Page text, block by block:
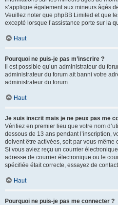
s’applique également aux mineurs âgés
Veuillez noter que phpBB Limited et que
excepté lorsque l’assistance porte sur la
Haut
Pourquoi ne puis-je pas m’inscrire ?
Il est possible qu’un administrateur du
administrateur du forum ait banni votre
administrateur du forum.
Haut
Je suis inscrit mais je ne peux pas me
Vérifiez en premier lieu que votre nom
dessous de 13 ans pendant l’inscription,
doivent être activées, soit par vous-
Si vous aviez reçu un courrier
adresse de courrier électronique ou le
spécifiée était correcte, essayez de
Haut
Pourquoi ne puis-je pas me connecter ?